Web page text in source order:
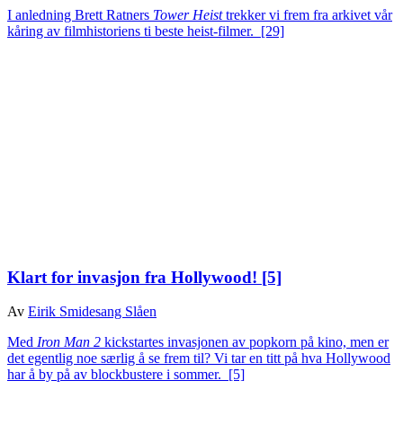
I anledning Brett Ratners Tower Heisttrekker vi frem fra arkivet vår
kåring av filmhistoriens ti beste heist-filmer. [29]
Klart for invasjon fra Hollywood! [5]
Av Eirik Smidesang Slåen
Med Iron Man 2 kickstartes invasjonen av popkorn på kino, men er
det egentlig noe særlig å se frem til? Vi tar en titt på hva Hollywood
har å by på av blockbustere i sommer. [5]